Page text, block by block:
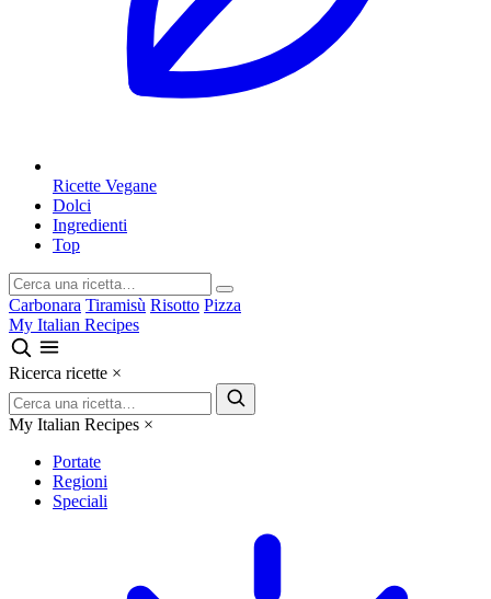
Ricette Vegane
Dolci
Ingredienti
Top
Carbonara Tiramisù Risotto Pizza
My Italian Recipes
Ricerca ricette ×
My Italian Recipes ×
Portate
Regioni
Speciali